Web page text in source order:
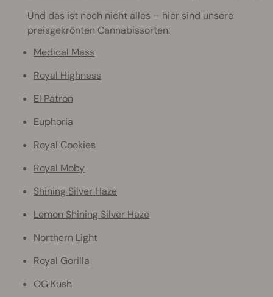
Und das ist noch nicht alles – hier sind unsere
preisgekrönten Cannabissorten:
Medical Mass
Royal Highness
El Patron
Euphoria
Royal Cookies
Royal Moby
Shining Silver Haze
Lemon Shining Silver Haze
Northern Light
Royal Gorilla
OG Kush